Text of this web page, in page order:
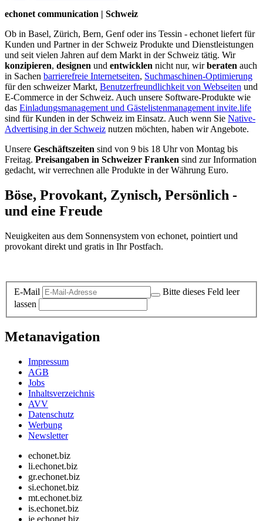
echonet communication | Schweiz
Ob in Basel, Zürich, Bern, Genf oder ins Tessin - echonet liefert für
Kunden und Partner in der Schweiz Produkte und Dienstleistungen
und seit vielen Jahren auf dem Markt in der Schweiz tätig. Wir
konzipieren, designen und entwicklen nicht nur, wirberaten auch
in Sachen barrierefreie Internetseiten, Suchmaschinen-Optimierung
für den schweizer Markt, Benutzerfreundlichkeit von Webseiten und
E-Commerce in der Schweiz. Auch unsere Software-Produkte wie
das Einladungsmanagement und Gästelistenmanagement invite.life
sind für Kunden in der Schweiz im Einsatz. Auch wenn Sie Native-
Advertising in der Schweiz nutzen möchten, haben wir Angebote.
Unsere Geschäftszeiten sind von 9 bis 18 Uhr von Montag bis
Freitag. Preisangaben in Schweizer Franken sind zur Information
gedacht, wir verrechnen alle Produkte in der Währung Euro.
Böse, Provokant, Zynisch, Persönlich -
und eine Freude
Neuigkeiten aus dem Sonnensystem von echonet, pointiert und
provokant direkt und gratis in Ihr Postfach.
E-Mail
Bitte dieses Feld leer
lassen
Metanavigation
Impressum
AGB
Jobs
Inhaltsverzeichnis
AVV
Datenschutz
Werbung
Newsletter
echonet.biz
li.echonet.biz
gr.echonet.biz
si.echonet.biz
mt.echonet.biz
is.echonet.biz